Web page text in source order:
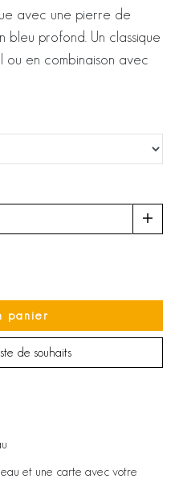
avec une pierre de
bleu profond. Un classique
ou en combinaison avec
panier
de souhaits
et une carte avec votre